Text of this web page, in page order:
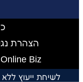
כל
הצהרת נגישות
By Online Biz
ייעוץ ללא עלות